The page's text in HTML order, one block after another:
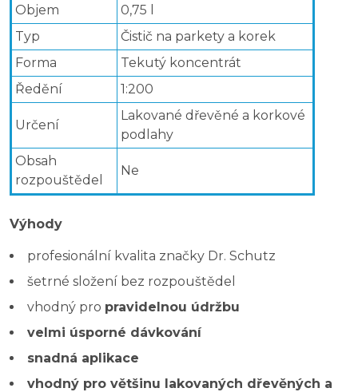
Objem
0,75 l
Typ
Čistič na parkety a korek
Forma
Tekutý koncentrát
Ředění
1:200
Určení
Lakované dřevěné a korkové
podlahy
Obsah
rozpouštědel
Ne
Výhody
profesionální kvalita značky Dr. Schutz
šetrné složení bez rozpouštědel
vhodný pro pravidelnou údržbu
velmi úsporné dávkování
snadná aplikace
vhodný pro většinu lakovaných dřevěných a